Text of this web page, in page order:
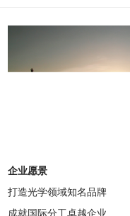
企业愿景
打造光学领域知名品牌
成就国际分工卓越企业